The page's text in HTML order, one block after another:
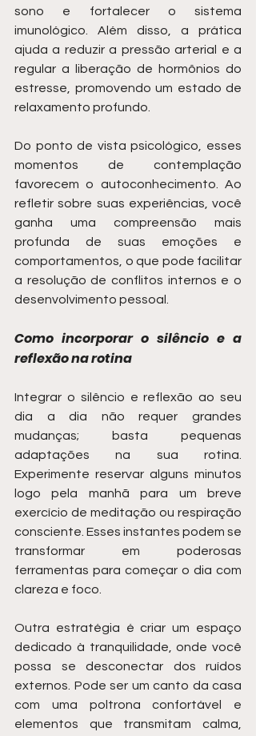
sono e fortalecer o sistema
imunológico. Além disso, a prática
ajuda a reduzir a pressão arterial e a
regular a liberação de hormônios do
estresse, promovendo um estado de
relaxamento profundo.
Do ponto de vista psicológico, esses
momentos de contemplação
favorecem o autoconhecimento. Ao
refletir sobre suas experiências, você
ganha uma compreensão mais
profunda de suas emoções e
comportamentos, o que pode facilitar
a resolução de conflitos internos e o
desenvolvimento pessoal.
Como incorporar o silêncio e a
reflexão na rotina
Integrar o silêncio e reflexão ao seu
dia a dia não requer grandes
mudanças; basta pequenas
adaptações na sua rotina.
Experimente reservar alguns minutos
logo pela manhã para um breve
exercício de meditação ou respiração
consciente. Esses instantes podem se
transformar em poderosas
ferramentas para começar o dia com
clareza e foco.
Outra estratégia é criar um espaço
dedicado à tranquilidade, onde você
possa se desconectar dos ruídos
externos. Pode ser um canto da casa
com uma poltrona confortável e
elementos que transmitam calma,